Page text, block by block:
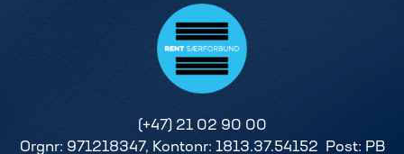
(+47) 21 02 90 00
Orgnr: 971218347, Kontonr: 1813.37.54152 Post: PB